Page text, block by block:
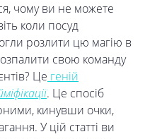
чому ви не можете
коли посуд
розлити цю магію в
свою команду
Це геній
. Це спосіб
кинувши очки,
У цій статті ви